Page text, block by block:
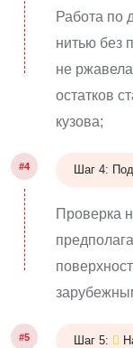
Работа по
нитью без
не
остатков
кузова;
#4 Шаг 4:
Проверка
#5 Шаг 5: